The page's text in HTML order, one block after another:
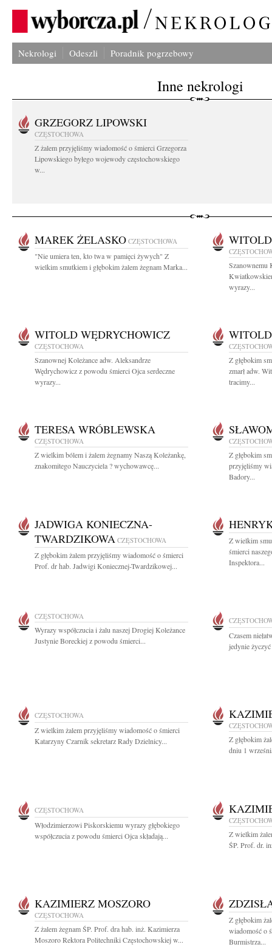
Nekrologi Odeszli Poradnik pogrzebowy
Inne nekrologi
GRZEGORZ LIPOWSKI
CZĘSTOCHOWA
Z żalem przyjęliśmy wiadomość o śmierci Grzegorza
Lipowskiego byłego wojewody częstochowskiego
w...
MAREK ŻELASKO CZĘSTOCHOWA
"Nie umiera ten, kto twa w pamięci żywych" Z
wielkim smutkiem i głębokim żalem żegnam Marka...
Szanownemu
wyrazy...
WITOLD WĘDRYCHOWICZ
CZĘSTOCHOWA
Szanownej Koleżance adw. Aleksandrze
Wędrychowicz z powodu śmierci Ojca serdeczne
wyrazy...
Z głębokim
zmarł adw.
tracimy...
TERESA WRÓBLEWSKA
CZĘSTOCHOWA
Z wielkim bólem i żalem żegnamy Naszą Koleżankę,
znakomitego Nauczyciela ? wychowawcę...
Z głębokim
przyjęliśmy
Badory...
JADWIGA KONIECZNA-
TWARDZIKOWA CZĘSTOCHOWA
Z głębokim żalem przyjęliśmy wiadomość o śmierci
Prof. dr hab. Jadwigi Koniecznej-Twardzikowej...
Z wielkim
śmierci
Inspektora...
CZĘSTOCHOWA
Wyrazy współczucia i żalu naszej Drogiej Koleżance
Justynie Boreckiej z powodu śmierci...
Czasem
jedynie
CZĘSTOCHOWA
Z wielkim żalem przyjęliśmy wiadomość o śmierci
Katarzyny Czarnik sekretarz Rady Dzielnicy...
Z głębokim
dniu 1
CZĘSTOCHOWA
Włodzimierzowi Piskorskiemu wyrazy głębokiego
współczucia z powodu śmierci Ojca składają...
Z wielkim
ŚP. Prof. dr.
KAZIMIERZ MOSZORO
CZĘSTOCHOWA
Z żalem żegnam ŚP. Prof. dra hab. inż. Kazimierza
Moszoro Rektora Politechniki Częstochowskiej w...
Z głębokim
wiadomość o
Burmistrza...